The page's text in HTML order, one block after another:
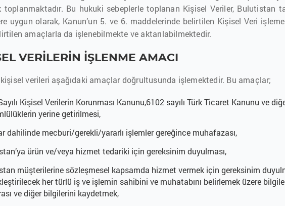
toplanmaktadır. Bu hukuki sebeplerle toplanan Kişisel Veriler, Bulutistan
uygun olarak, Kanun’un 5. ve 6. maddelerinde belirtilen Kişisel Veri
amaçlarla da işlenebilmekte ve aktarılabilmektedir.
VERİLERİN İŞLENME AMACI
verileri aşağıdaki amaçlar doğrultusunda işlemektedir. Bu amaçlar;
Kişisel Verilerin Korunması Kanunu,6102 sayılı Türk Ticaret Kanunu ve
yerine getirilmesi,
dahilinde mecburi/gerekli/yararlı işlemler gereğince muhafazası,
ürün ve/veya hizmet tedariki için gereksinim duyulması,
müşterilerine sözleşmesel kapsamda hizmet vermek için gereksinim
her türlü iş ve işlemin sahibini ve muhatabını belirlemek üzere
ve diğer bilgilerini kaydetmek,